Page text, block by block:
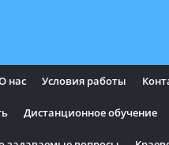
нас Условия работы
Дистанционное обучение